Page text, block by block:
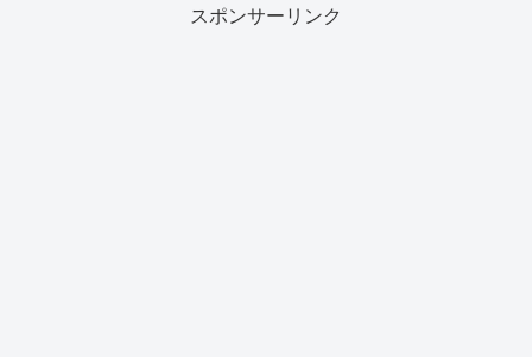
スポンサーリンク